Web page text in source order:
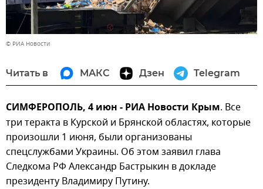
© РИА Новости
Читать в МАКС Дзен Telegram
СИМФЕРОПОЛЬ, 4 июн - РИА Новости Крым. Все
три теракта в Курской и Брянской областях, которые
произошли 1 июня, были организованы
спецслужбами Украины. Об этом заявил глава
Следкома РФ Александр Бастрыкин в докладе
президенту Владимиру Путину.